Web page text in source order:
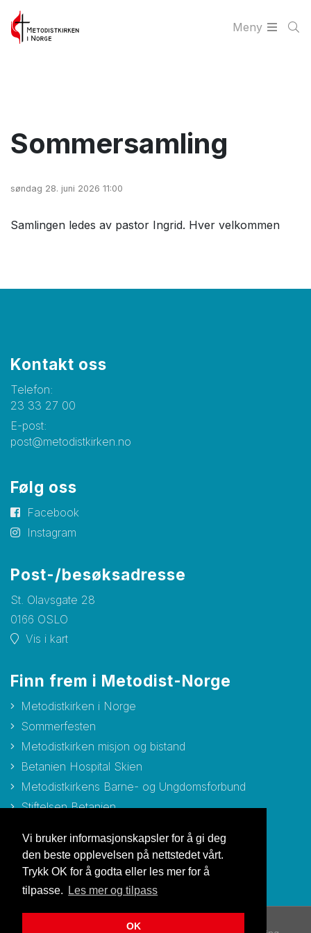
Vi bruker informasjonskapsler for å gi deg
den beste opplevelsen på nettstedet vårt.
Trykk OK for å godta eller les mer for å
tilpasse.
Les mer og tilpass
OK
Meny
Sommersamling
søndag 28. juni 2026 11:00
Samlingen ledes av pastor Ingrid. Hver velkommen
Kontakt oss
Telefon:
23 33 27 00
E-post:
post@metodistkirken.no
Følg oss
Facebook
Instagram
Post-/besøksadresse
St. Olavsgate 28
0166 OSLO
Vis i kart
Finn frem i Metodist-Norge
Metodistkirken i Norge
Sommerfesten
Metodistkirken misjon og bistand
Betanien Hospital Skien
Metodistkirkens Barne- og Ungdomsforbund
Stiftelsen Betanien